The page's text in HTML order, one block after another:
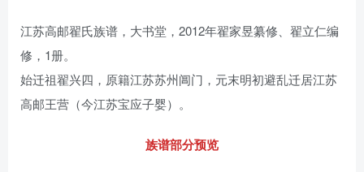
江苏高邮翟氏族谱，大书堂，2012年翟家昱纂修、翟立仁编
修，1册。
始迁祖翟兴四，原籍江苏苏州阊门，元末明初避乱迁居江苏
高邮王营（今江苏宝应子婴）。
族谱部分预览